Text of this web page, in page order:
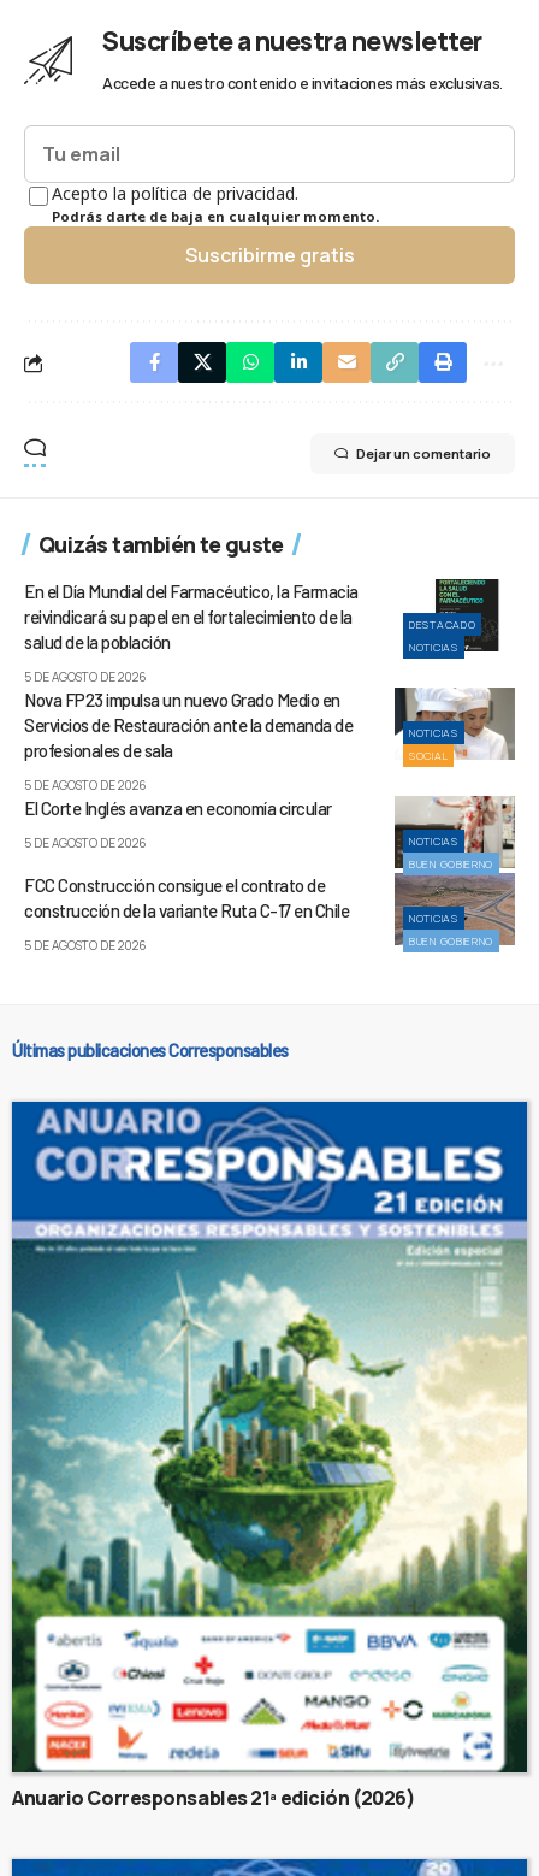
Suscríbete a nuestra newsletter
Accede a nuestro contenido e invitaciones más exclusivas.
Acepto la política de privacidad.
Podrás darte de baja en cualquier momento.
Suscribirme gratis
Dejar un comentario
Quizás también te guste
DESTACADO
NOTICIAS
En el Día Mundial del Farmacéutico, la Farmacia
reivindicará su papel en el fortalecimiento de la
salud de la población
5 DE AGOSTO DE 2026
NOTICIAS
SOCIAL
Nova FP23 impulsa un nuevo Grado Medio en
Servicios de Restauración ante la demanda de
profesionales de sala
5 DE AGOSTO DE 2026
NOTICIAS
BUEN GOBIERNO
El Corte Inglés avanza en economía circular
5 DE AGOSTO DE 2026
NOTICIAS
BUEN GOBIERNO
FCC Construcción consigue el contrato de
construcción de la variante Ruta C-17 en Chile
5 DE AGOSTO DE 2026
Últimas publicaciones Corresponsables
Anuario Corresponsables 21ª edición (2026)